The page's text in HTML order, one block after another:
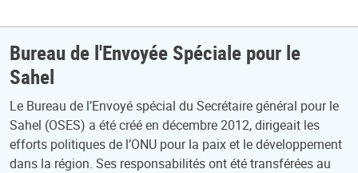
Bureau de l'Envoyée Spéciale pour le
Sahel
Le Bureau de l’Envoyé spécial du Secrétaire général pour le
Sahel (OSES) a été créé en décembre 2012, dirigeait les
efforts politiques de l’ONU pour la paix et le développement
dans la région. Ses responsabilités ont été transférées au